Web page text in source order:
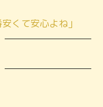
くて安心よね」